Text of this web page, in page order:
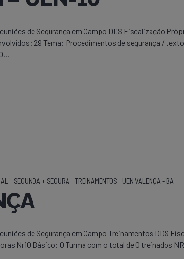
de Segurança em Campo DDS Fiscalização
29 Tema: Procedimentos de segurança /
SEGUNDA + SEGURA TREINAMENTOS UEN VALENÇA - BA
de Segurança em Campo Treinamentos DDS
Nr10 Básico: 0 Turma com o total de 0 treinados